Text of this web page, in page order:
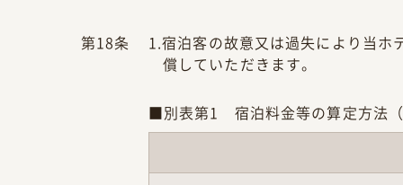
第18条
1.宿泊客の故意又は過失により当ホ
償していただきます。
■別表第1 宿泊料金等の算定方法